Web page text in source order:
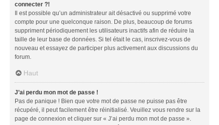
connecter ?!
Il est possible qu’un administrateur ait désactivé ou supprimé votre
compte pour une quelconque raison. De plus, beaucoup de forums
suppriment périodiquement les utilisateurs inactifs afin de réduire la
taille de leur base de données. Si tel était le cas, inscrivez-vous de
nouveau et essayez de participer plus activement aux discussions du
forum.
Haut
J’ai perdu mon mot de passe !
Pas de panique ! Bien que votre mot de passe ne puisse pas être
récupéré, il peut facilement être réinitialisé. Veuillez vous rendre sur la
page de connexion et cliquer sur « J’ai perdu mon mot de passe ».